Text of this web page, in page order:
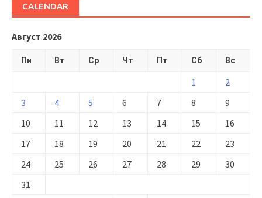
CALENDAR
Август 2026
Пн Вт Ср Чт Пт Сб Вс
1
2
3
4 5 6 7 8
9
10
11 12 13 14 15
16
17
18 19 20 21 22
23
24
25 26 27 28 29
30
31